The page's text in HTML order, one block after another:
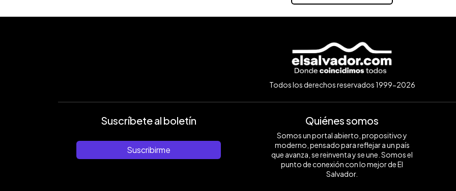
Todos los derechos reservados 1999-2026
Suscríbete al boletín
Suscribirme
Quiénes somos
Somos un portal abierto, propositivo y
moderno, pensado para reflejar a un país
que avanza, se reinventa y se une. Somos el
punto de conexión con lo mejor de El
Salvador.